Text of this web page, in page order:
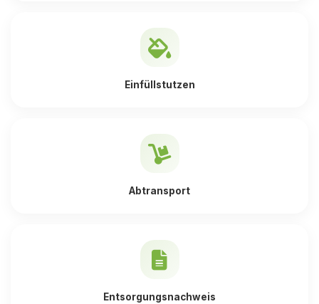
Einfüllstutzen
Abtransport
Entsorgungsnachweis